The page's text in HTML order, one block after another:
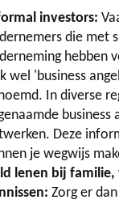
investors:
die met
hebben
wel 'business
In diverse
business
Deze
je wegwijs
lenen bij
Zorg er